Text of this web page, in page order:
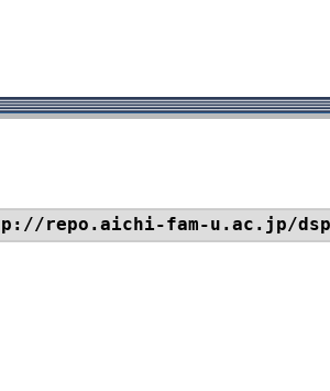
repo.aichi-fam-u.ac.jp/